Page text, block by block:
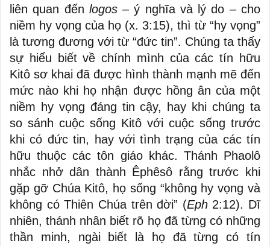
liên quan đến logos– ý nghĩa và lý do – cho
niềm hy vọng của họ (x. 3:15), thì từ “hy vọng”
là tương đương với từ “đức tin”. Chúng ta thấy
sự hiểu biết về chính mình của các tín hữu
Kitô sơ khai đã được hình thành mạnh mẽ đến
mức nào khi họ nhận được hồng ân của một
niềm hy vọng đáng tin cậy, hay khi chúng ta
so sánh cuộc sống Kitô với cuộc sống trước
khi có đức tin, hay với tình trạng của các tín
hữu thuộc các tôn giáo khác. Thánh Phaolô
nhắc nhở dân thành Êphêsô rằng trước khi
gặp gỡ Chúa Kitô, họ sống “không hy vọng và
không có Thiên Chúa trên đời” (Eph2:12). Dĩ
nhiên, thánh nhân biết rõ họ đã từng có những
thần minh, ngài biết là họ đã từng có tín